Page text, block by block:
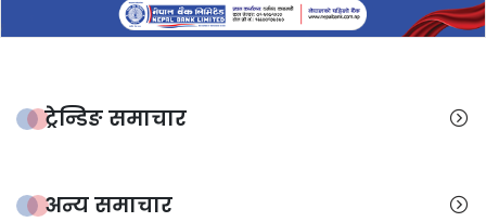
ट्रेन्डिङ समाचार
अन्य समाचार